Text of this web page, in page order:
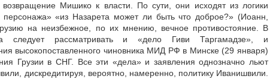
Мишико к власти. По сути, они исходят из логики
персонажа» «из Назарета может ли быть что доброе?» (Иоанн,
на неизбежное, по их мнению, вечное противостояние. В
следует рассматривать и «дело Гиви Таргамадзе», и
высокопоставленного чиновника МИД РФ в Минске (29 января)
Грузии в СНГ. Все эти «дела» и заявления однозначно льют
дискредитируя, вероятно, намеренно, политику Иванишвили.